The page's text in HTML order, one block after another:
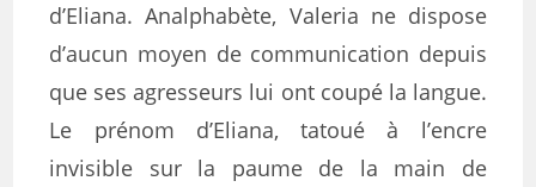
d’Eliana. Analphabète, Valeria ne dispose
d’aucun moyen de communication depuis
que ses agresseurs lui ont coupé la langue.
Le prénom d’Eliana, tatoué à l’encre
invisible sur la paume de la main de